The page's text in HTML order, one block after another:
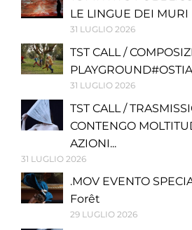
LE LINGUE DEI MURI
31 LUGLIO 2026
TST CALL /
PLAYGROUND#OSTIA
31 LUGLIO 2026
TST CALL /
CONTENGO
AZIONI...
31 LUGLIO 2026
.MOV EVENTO
Forêt
29 LUGLIO 2026